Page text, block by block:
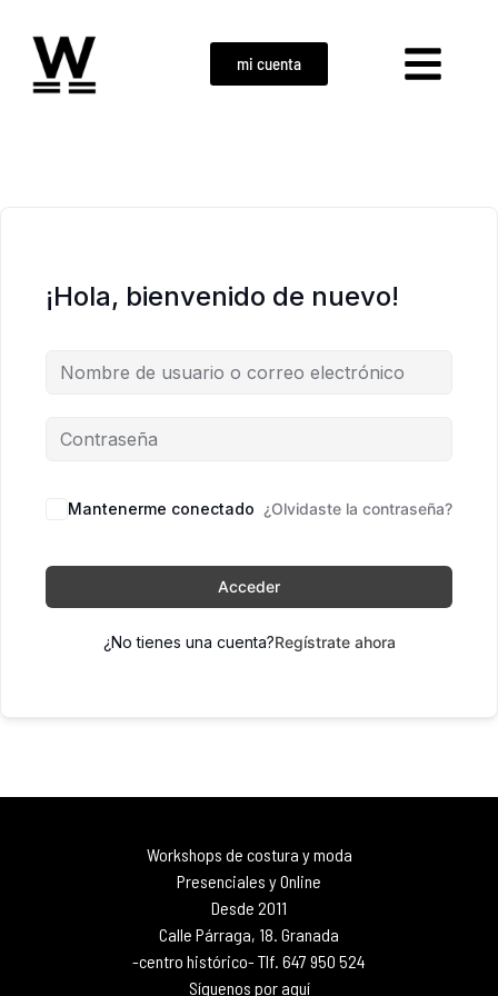
mi cuenta
¡Hola, bienvenido de nuevo!
Mantenerme conectado ¿Olvidaste la contraseña?
Acceder
¿No tienes una cuenta?Regístrate ahora
Workshops de costura y moda
Presenciales y Online
Desde 2011
Calle Párraga, 18. Granada
-centro histórico- Tlf. 647 950 524
Síguenos por aquí